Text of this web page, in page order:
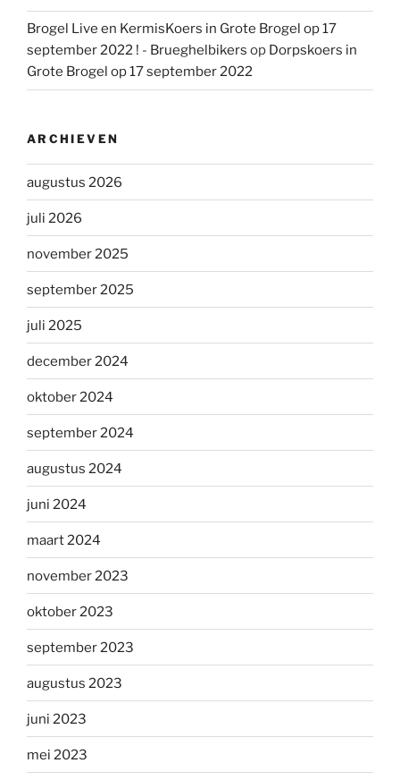
Brogel Live en KermisKoers in Grote Brogel op 17
september 2022 ! - Brueghelbikers op Dorpskoers in
Grote Brogel op 17 september 2022
ARCHIEVEN
augustus 2026
juli 2026
november 2025
september 2025
juli 2025
december 2024
oktober 2024
september 2024
augustus 2024
juni 2024
maart 2024
november 2023
oktober 2023
september 2023
augustus 2023
juni 2023
mei 2023